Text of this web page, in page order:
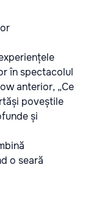
în spectacolul
anterior, „Ce
poveștile
și
o seară